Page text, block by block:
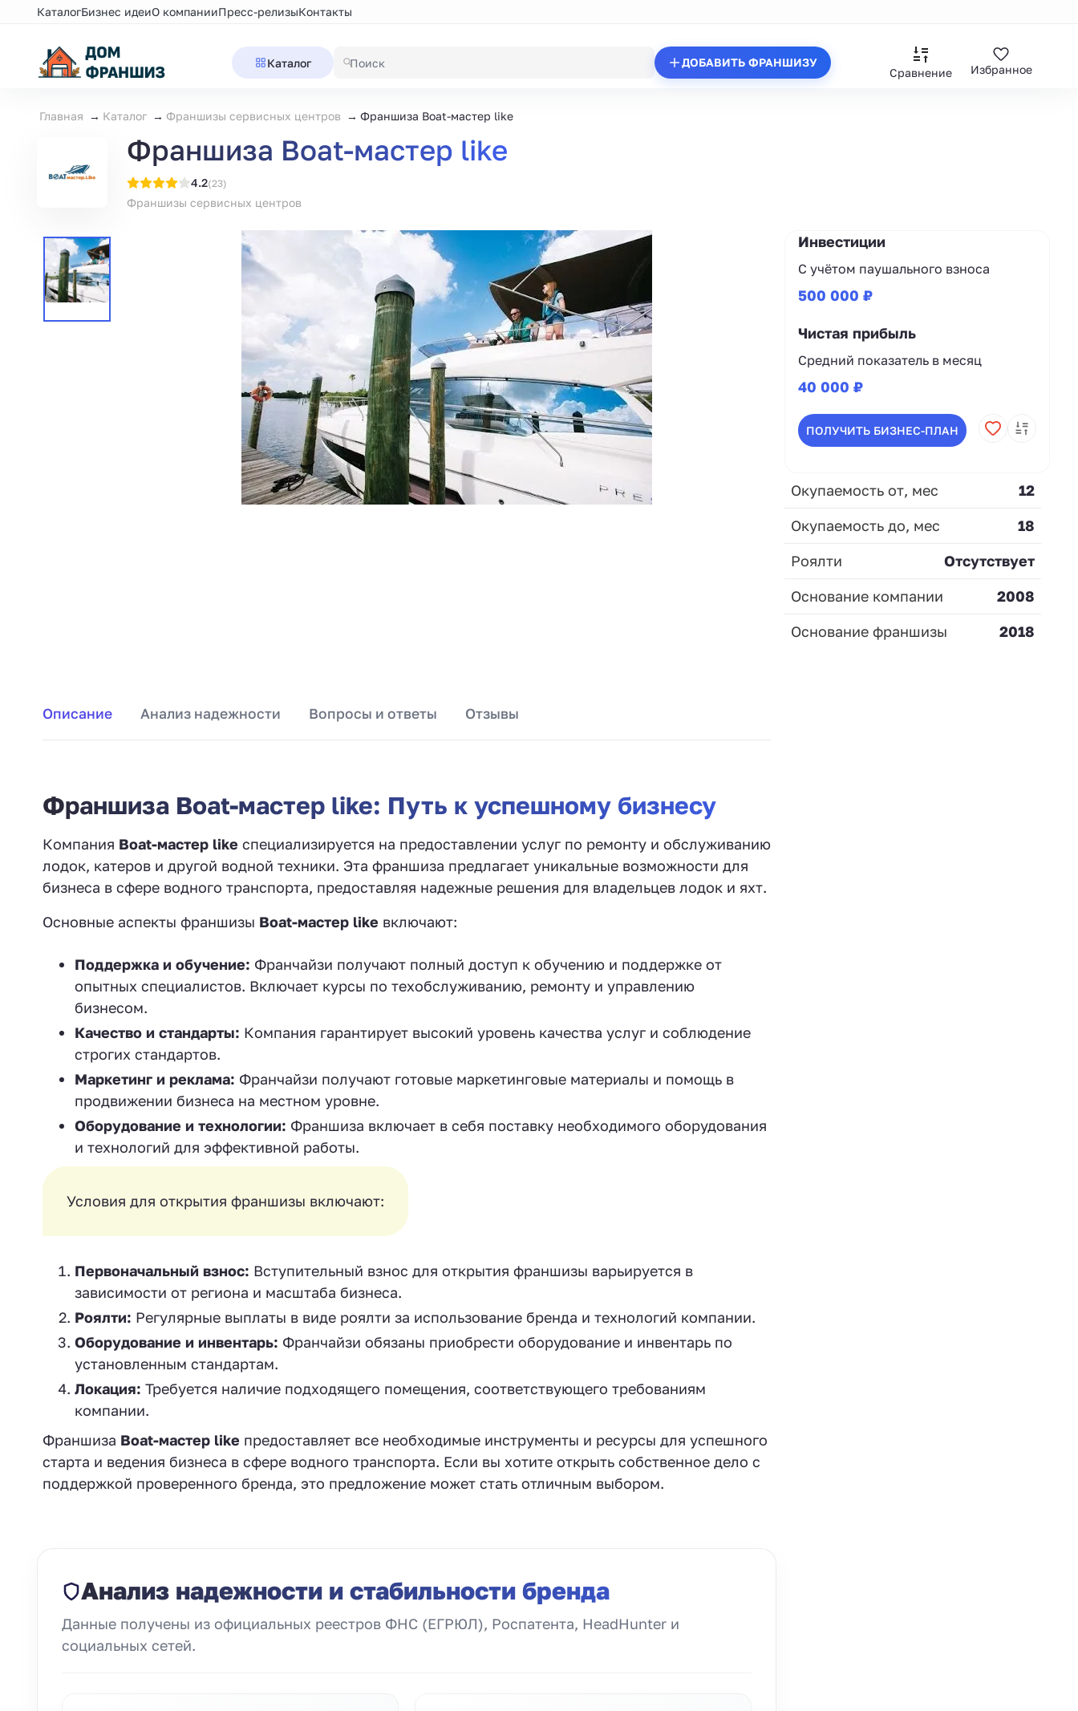
КаталогБизнес идеиО компанииПресс-релизыКонтакты
Каталог ДОБАВИТЬ ФРАНШИЗУ
Сравнение Избранное
Главная Каталог Франшизы сервисных центров Франшиза Boat-мастер like
Франшиза Boat-мастер like
4.2(23)
Франшизы сервисных центров
Описание Анализ надежности Вопросы и ответы Отзывы
Франшиза Boat-мастер like: Путь к успешному бизнесу
Компания Boat-мастер like специализируется на предоставлении услуг по ремонту и обслуживанию
лодок, катеров и другой водной техники. Эта франшиза предлагает уникальные возможности для
бизнеса в сфере водного транспорта, предоставляя надежные решения для владельцев лодок и яхт.
Основные аспекты франшизы Boat-мастер like включают:
Поддержка и обучение: Франчайзи получают полный доступ к обучению и поддержке от
опытных специалистов. Включает курсы по техобслуживанию, ремонту и управлению
бизнесом.
Качество и стандарты: Компания гарантирует высокий уровень качества услуг и соблюдение
строгих стандартов.
Маркетинг и реклама: Франчайзи получают готовые маркетинговые материалы и помощь в
продвижении бизнеса на местном уровне.
Оборудование и технологии: Франшиза включает в себя поставку необходимого оборудования
и технологий для эффективной работы.
Условия для открытия франшизы включают:
Первоначальный взнос: Вступительный взнос для открытия франшизы варьируется в
зависимости от региона и масштаба бизнеса.
Роялти: Регулярные выплаты в виде роялти за использование бренда и технологий компании.
Оборудование и инвентарь: Франчайзи обязаны приобрести оборудование и инвентарь по
установленным стандартам.
Локация: Требуется наличие подходящего помещения, соответствующего требованиям
компании.
Франшиза Boat-мастер like предоставляет все необходимые инструменты и ресурсы для успешного
старта и ведения бизнеса в сфере водного транспорта. Если вы хотите открыть собственное дело с
поддержкой проверенного бренда, это предложение может стать отличным выбором.
Анализ надежности и стабильности бренда
Данные получены из официальных реестров ФНС (ЕГРЮЛ), Роспатента, HeadHunter и
социальных сетей.
Инвестиции
С учётом паушального взноса
500 000 ₽
Чистая прибыль
Средний показатель в месяц
40 000 ₽
ПОЛУЧИТЬ БИЗНЕС-ПЛАН
Окупаемость от, мес
12
Окупаемость до, мес
18
Роялти
Отсутствует
Основание компании
2008
Основание франшизы
2018